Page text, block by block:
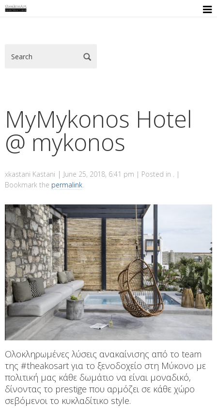

MyMykonos Hotel
@ mykonos
xkastani Kastani | June 25, 2018, 6:41 pm | Posted in . |
Bookmark the permalink.
Ολοκληρωμένες λύσεις ανακαίνισης από το team
της #theakosart για το ξενοδοχείο στη Μύκονο με
πολιτική μας κάθε δωμάτιο να είναι μοναδικό,
δίνοντας το prestige που αρμόζει σε κάθε χώρο
σεβόμενοι το κυκλαδίτικο style.